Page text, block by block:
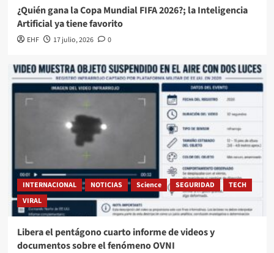
¿Quién gana la Copa Mundial FIFA 2026?; la Inteligencia
Artificial ya tiene favorito
EHF 17 julio, 2026 0
INTERNACIONAL NOTICIAS Science SEGURIDAD
TECH
VIRAL
Libera el pentágono cuarto informe de videos y
documentos sobre el fenómeno OVNI